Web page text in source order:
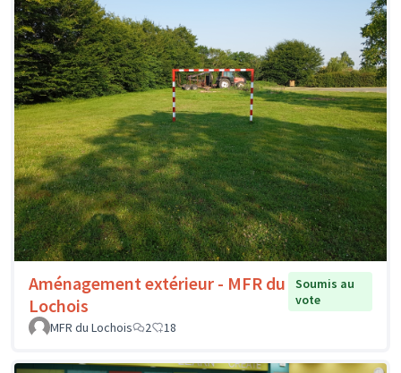
Aménagement extérieur - MFR du
Lochois
Soumis au
vote
MFR du Lochois
2 18